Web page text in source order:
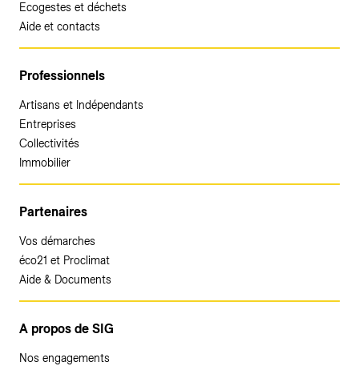
Ecogestes et déchets
Aide et contacts
Professionnels
Artisans et Indépendants
Entreprises
Collectivités
Immobilier
Partenaires
Vos démarches
éco21 et Proclimat
Aide & Documents
A propos de SIG
Nos engagements